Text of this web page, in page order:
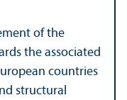
of the
the associated
countries
structural